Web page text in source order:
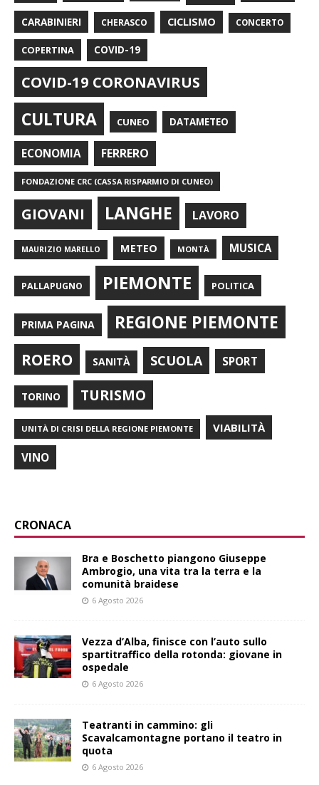
CARABINIERI CHERASCO CICLISMO CONCERTO
COPERTINA COVID-19
COVID-19 CORONAVIRUS
CULTURA CUNEO DATAMETEO
ECONOMIA FERRERO
FONDAZIONE CRC (CASSA RISPARMIO DI CUNEO)
GIOVANI LANGHE LAVORO
MAURIZIO MARELLO METEO MONTÀ MUSICA
PALLAPUGNO PIEMONTE POLITICA
PRIMA PAGINA REGIONE PIEMONTE
ROERO SANITÀ SCUOLA SPORT
TORINO TURISMO
UNITÀ DI CRISI DELLA REGIONE PIEMONTE VIABILITÀ
VINO
CRONACA
Bra e Boschetto piangono Giuseppe
Ambrogio, una vita tra la terra e la
comunità braidese
6 Agosto 2026
Vezza d’Alba, finisce con l’auto sullo
spartitraffico della rotonda: giovane in
ospedale
6 Agosto 2026
Teatranti in cammino: gli
Scavalcamontagne portano il teatro in
quota
6 Agosto 2026